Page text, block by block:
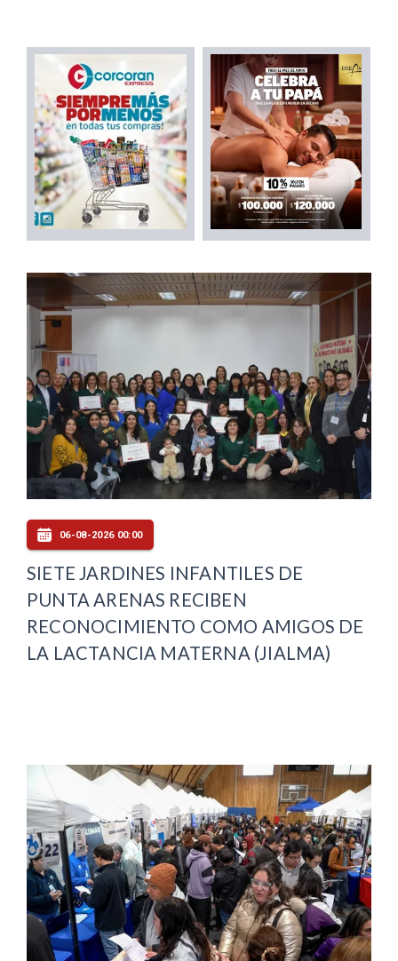
06-08-2026 00:00
SIETE JARDINES INFANTILES DE
PUNTA ARENAS RECIBEN
RECONOCIMIENTO COMO AMIGOS DE
LA LACTANCIA MATERNA (JIALMA)